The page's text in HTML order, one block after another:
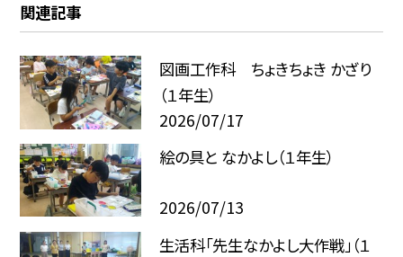
関連記事
図画工作科 ちょきちょき かざり
（１年生）
2026/07/17
絵の具と なかよし（１年生）
2026/07/13
生活科「先生なかよし大作戦」（１